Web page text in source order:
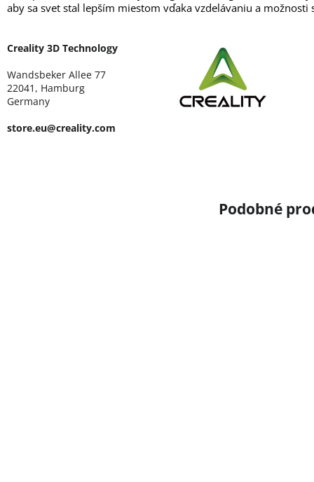
aby sa svet stal lepším miestom vďaka vzdelávaniu a možnosti
Creality 3D Technology
Wandsbeker Allee 77
22041, Hamburg
Germany
store.eu@creality.com